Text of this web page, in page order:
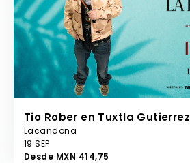
Tio Rober en Tuxtla Gutierrez
Lacandona
19 SEP
Desde MXN 414,75